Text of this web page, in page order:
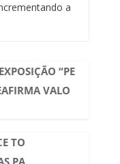
a
“PE
VALO
TO